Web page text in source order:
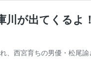
川が出てくるよ
、西宮育ちの男優・松尾